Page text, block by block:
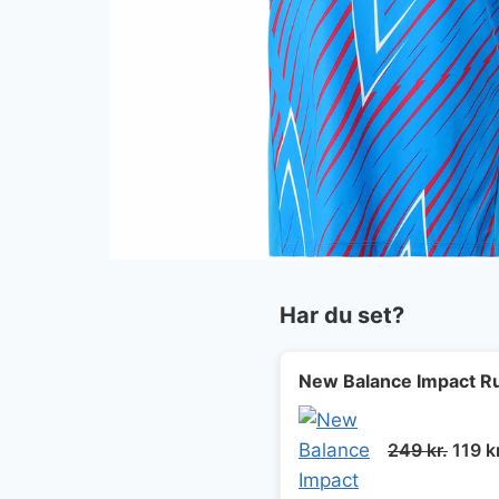
Har du set?
New Balance Impact
249kr. Den
119